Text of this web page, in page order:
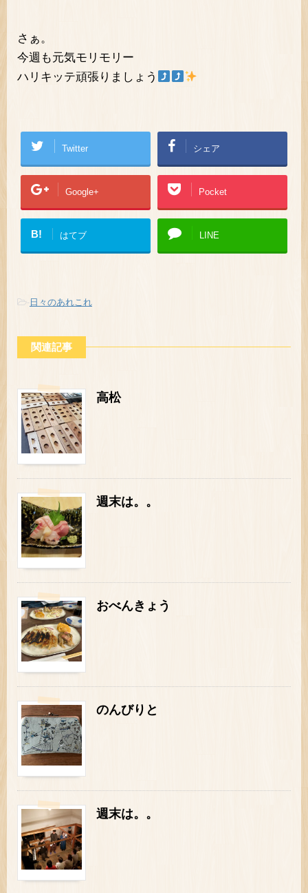
さぁ。
今週も元気モリモリー
ハリキッテ頑張りましょう
Twitter シェア
Google+ Pocket
B! はてブ LINE
- 日々のあれこれ
関連記事
高松
週末は。。
おべんきょう
のんびりと
週末は。。